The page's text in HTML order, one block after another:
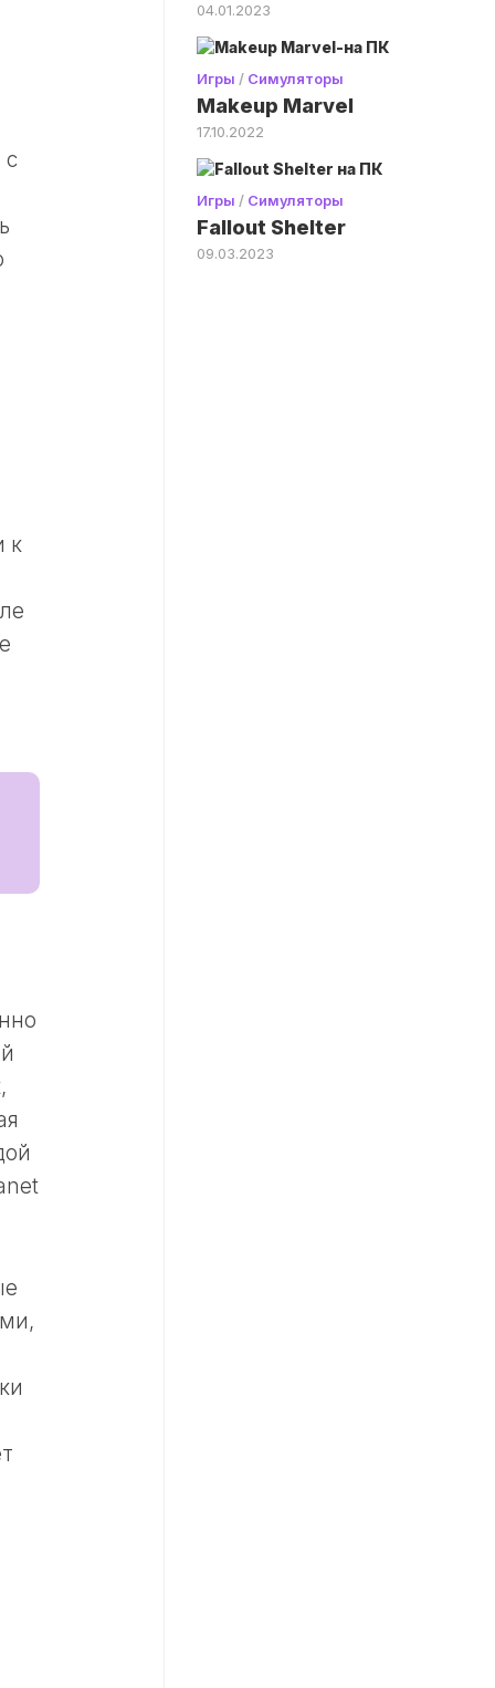
с
к
04.01.2023
Игры / Симуляторы
Makeup Marvel
17.10.2022
Игры / Симуляторы
Fallout Shelter
09.03.2023